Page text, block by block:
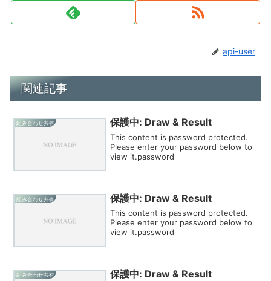
api-user
関連記事
組み合わせ共有 保護中: Draw & Result
This content is password protected.
Please enter your password below to
view it.password
組み合わせ共有 保護中: Draw & Result
This content is password protected.
Please enter your password below to
view it.password
組み合わせ共有 保護中: Draw & Result